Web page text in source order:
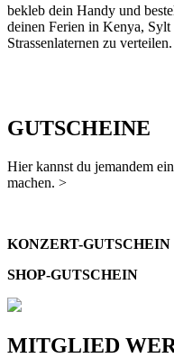
bekleb dein Handy und
deinen Ferien in Kenya, Sylt
Strassenlaternen zu verteilen.
GUTSCHEINE
Hier kannst du jemandem
machen. >
KONZERT-GUTSCHEIN
SHOP-GUTSCHEIN
MITGLIED